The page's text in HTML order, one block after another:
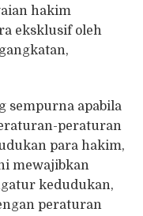
hakim
eksklusif oleh
sempurna apabila
peraturan
para hakim,
mewajibkan
kedudukan,
peraturan